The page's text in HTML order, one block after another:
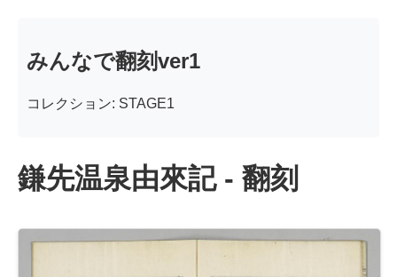
みんなで翻刻ver1
コレクション: STAGE1
鎌先温泉由來記 - 翻刻